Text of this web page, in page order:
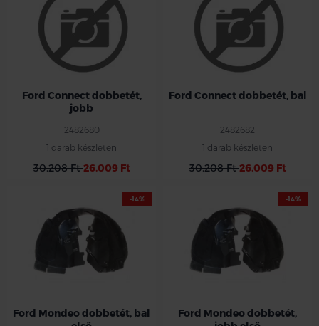
Ford jobb első műanyag dobbetét
Ford Connect 2018-
Ford Connect dobbetét,
jobb
2482680
1 darab készleten
30.208 Ft26.009 Ft
Ford bal első műanyag dobbetét
Ford Connect 2018-
Ford Connect dobbetét, bal
2482682
1 darab készleten
30.208 Ft26.009 Ft
-14%
Ford Mondeo dobbetét, bal
-14%
Ford Mondeo dobbetét,